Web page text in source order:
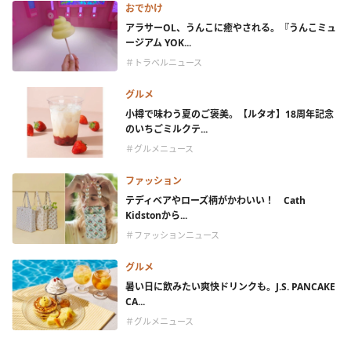
おでかけ
アラサーOL、うんこに癒やされる。『うんこミュ
ージアム YOK...
＃トラベルニュース
グルメ
小樽で味わう夏のご褒美。【ルタオ】18周年記念
のいちごミルクテ...
＃グルメニュース
ファッション
テディベアやローズ柄がかわいい！ Cath
Kidstonから...
＃ファッションニュース
グルメ
暑い日に飲みたい爽快ドリンクも。J.S. PANCAKE
CA...
＃グルメニュース